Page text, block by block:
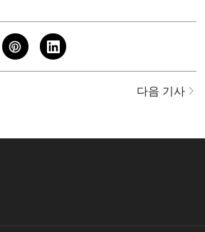
다음 기사